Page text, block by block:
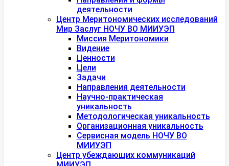
деятельности
Центр Меритономических исследований
Мир Заслуг НОЧУ ВО МИИУЭП
Миссия Меритономики
Видение
Ценности
Цели
Задачи
Направления деятельности
Научно-практическая
уникальность
Методологическая уникальность
Организационная уникальность
Сервисная модель НОЧУ ВО
МИИУЭП
Центр убеждающих коммуникаций